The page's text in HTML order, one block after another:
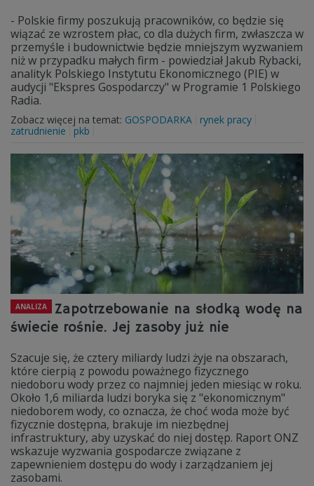
- Polskie firmy poszukują pracowników, co będzie się
wiązać ze wzrostem płac, co dla dużych firm, zwłaszcza w
przemyśle i budownictwie będzie mniejszym wyzwaniem
niż w przypadku małych firm - powiedział Jakub Rybacki,
analityk Polskiego Instytutu Ekonomicznego (PIE) w
audycji "Ekspres Gospodarczy" w Programie 1 Polskiego
Radia.
Zobacz więcej na temat: GOSPODARKA
rynek pracy
zatrudnienie
pkb
ANALIZA
Zapotrzebowanie na słodką wodę na
świecie rośnie. Jej zasoby już nie
Szacuje się, że cztery miliardy ludzi żyje na obszarach,
które cierpią z powodu poważnego fizycznego
niedoboru wody przez co najmniej jeden miesiąc w roku.
Około 1,6 miliarda ludzi boryka się z "ekonomicznym"
niedoborem wody, co oznacza, że choć woda może być
fizycznie dostępna, brakuje im niezbędnej
infrastruktury, aby uzyskać do niej dostęp. Raport ONZ
wskazuje wyzwania gospodarcze związane z
zapewnieniem dostępu do wody i zarządzaniem jej
zasobami.